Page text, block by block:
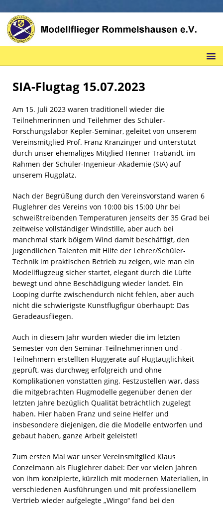
SIA-Flugtag 15.07.2023
Am 15. Juli 2023 waren traditionell wieder die
Teilnehmerinnen und Teilehmer des Schüler-
Forschungslabor Kepler-Seminar, geleitet von unserem
Vereinsmitglied Prof. Franz Kranzinger und unterstützt
durch unser ehemaliges Mitglied Henner Trabandt, im
Rahmen der Schüler-Ingenieur-Akademie (SIA) auf
unserem Flugplatz.
Nach der Begrüßung durch den Vereinsvorstand waren 6
Fluglehrer des Vereins von 10:00 bis 15:00 Uhr bei
schweißtreibenden Temperaturen jenseits der 35 Grad bei
zeitweise vollständiger Windstille, aber auch bei
manchmal stark böigem Wind damit beschäftigt, den
jugendlichen Talenten mit Hilfe der Lehrer/Schüler-
Technik im praktischen Betrieb zu zeigen, wie man ein
Modellflugzeug sicher startet, elegant durch die Lüfte
bewegt und ohne Beschädigung wieder landet. Ein
Looping durfte zwischendurch nicht fehlen, aber auch
nicht die schwierigste Kunstflugfigur überhaupt: Das
Geradeausfliegen.
Auch in diesem Jahr wurden wieder die im letzten
Semester von den Seminar-Teilnehmerinnen und -
Teilnehmern erstellten Fluggeräte auf Flugtauglichkeit
geprüft, was durchweg erfolgreich und ohne
Komplikationen vonstatten ging. Festzustellen war, dass
die mitgebrachten Flugmodelle gegenüber denen der
letzten Jahre bezüglich Qualität beträchtlich zugelegt
haben. Hier haben Franz und seine Helfer und
insbesondere diejenigen, die die Modelle entworfen und
gebaut haben, ganze Arbeit geleistet!
Zum ersten Mal war unser Vereinsmitglied Klaus
Conzelmann als Fluglehrer dabei: Der vor vielen Jahren
von ihm konzipierte, kürzlich mit modernen Materialien, in
verschiedenen Ausführungen und mit professionellem
Vertrieb wieder aufgelegte „Wingo“ fand bei den